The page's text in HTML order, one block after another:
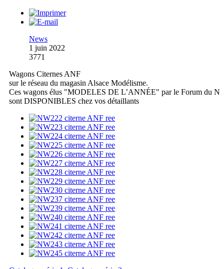
News
1 juin 2022
3771
Wagons Citernes ANF
sur le réseau du magasin Alsace Modélisme.
Ces wagons élus "MODELES DE L’ANNÉE" par le Forum du N
sont DISPONIBLES chez vos détaillants